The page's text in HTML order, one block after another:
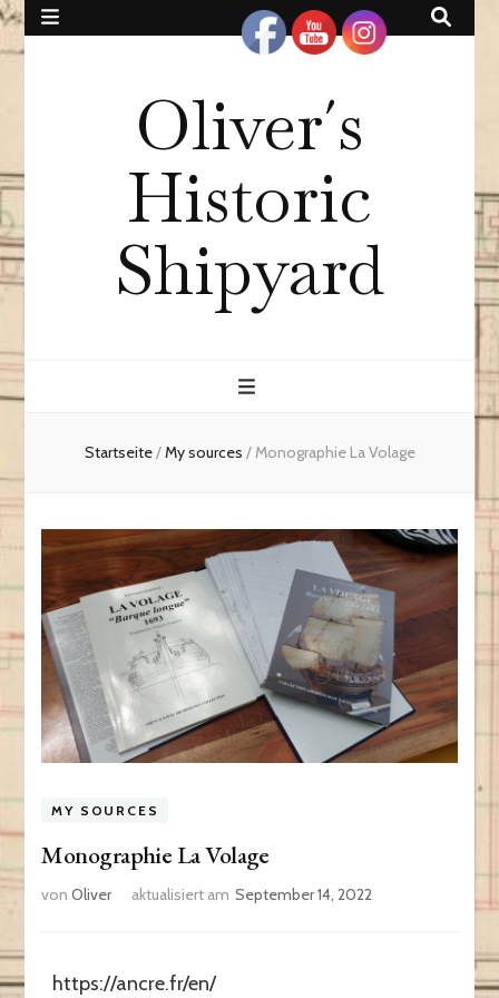
Oliver´s
Historic
Shipyard
Startseite/My sources /Monographie La Volage
MY SOURCES
Monographie La Volage
vonOliver aktualisiert am September 14, 2022
https://ancre.fr/en/